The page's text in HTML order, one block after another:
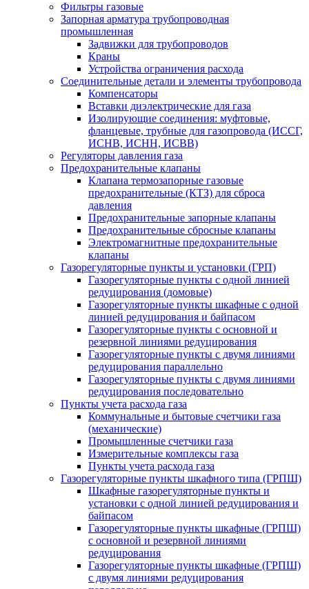
Фильтры газовые
Запорная арматура трубопроводная
промышленная
Задвижки для трубопроводов
Краны
Устройства ограничения расхода
Соединительные детали и элементы трубопровода
Компенсаторы
Вставки диэлектрические для газа
Изолирующие соединения: муфтовые,
фланцевые, трубные для газопровода (ИССГ,
ИСНВ, ИСНН, ИСВВ)
Регуляторы давления газа
Предохранительные клапаны
Клапана термозапорные газовые
предохранительные (КТЗ) для сброса
давления
Предохранительные запорные клапаны
Предохранительные сбросные клапаны
Электромагнитные предохранительные
клапаны
Газорегуляторные пункты и установки (ГРП)
Газорегуляторные пункты с одной линией
редуцирования (домовые)
Газорегуляторные пункты шкафные с одной
линией редуцирования и байпасом
Газорегуляторные пункты с основной и
резервной линиями редуцирования
Газорегуляторные пункты с двумя линиями
редуцирования параллельно
Газорегуляторные пункты с двумя линиями
редуцирования последовательно
Пункты учета расхода газа
Коммунальные и бытовые счетчики газа
(механические)
Промышленные счетчики газа
Измерительные комплексы газа
Пункты учета расхода газа
Газорегуляторные пункты шкафного типа (ГРПШ)
Шкафные газорегуляторные пункты и
установки c одной линией редуцирования и
байпасом
Газорегуляторные пункты шкафные (ГРПШ)
с основной и резервной линиями
редуцирования
Газорегуляторные пункты шкафные (ГРПШ)
с двумя линиями редуцирования